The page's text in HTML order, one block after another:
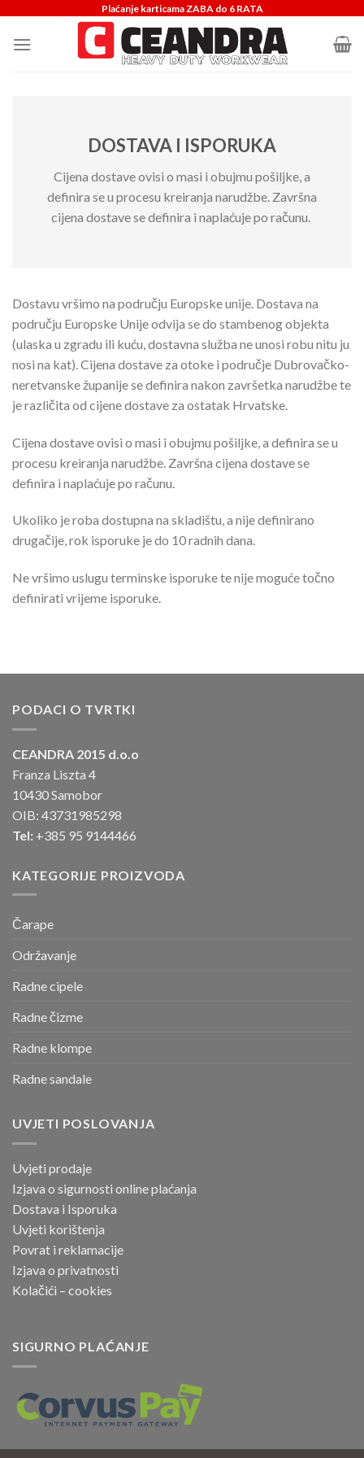
content
Plaćanje karticama ZABA do 6 RATA
DOSTAVA I ISPORUKA
Cijena dostave ovisi o masi i obujmu pošiljke, a
definira se u procesu kreiranja narudžbe. Završna
cijena dostave se definira i naplaćuje po računu.
Dostavu vršimo na području Europske unije. Dostava na
području Europske Unije odvija se do stambenog objekta
(ulaska u zgradu ili kuću, dostavna služba ne unosi robu nitu ju
nosi na kat). Cijena dostave za otoke i područje Dubrovačko-
neretvanske županije se definira nakon završetka narudžbe te
je različita od cijene dostave za ostatak Hrvatske.
Cijena dostave ovisi o masi i obujmu pošiljke, a definira se u
procesu kreiranja narudžbe. Završna cijena dostave se
definira i naplaćuje po računu.
Ukoliko je roba dostupna na skladištu, a nije definirano
drugačije, rok isporuke je do 10 radnih dana.
Ne vršimo uslugu terminske isporuke te nije moguće točno
definirati vrijeme isporuke.
PODACI O TVRTKI
CEANDRA 2015 d.o.o
Franza Liszta 4
10430 Samobor
OIB: 43731985298
Tel: +385 95 9144466
KATEGORIJE PROIZVODA
Čarape
Održavanje
Radne cipele
Radne čizme
Radne klompe
Radne sandale
UVJETI POSLOVANJA
Uvjeti prodaje
Izjava o sigurnosti onlineplaćanja
Dostava i Isporuka
Uvjeti korištenja
Povrat i reklamacije
Izjava o privatnosti
Kolačići – cookies
SIGURNO PLAĆANJE